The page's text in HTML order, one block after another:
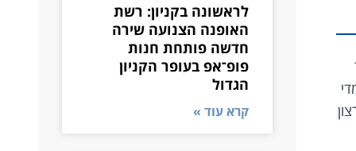
לראשונה בקניון: רשת
האופנה הצנועה שירה
חדשה פותחת חנות
פופ־אפ בעופר הקניון
הגדול
קרא עוד »